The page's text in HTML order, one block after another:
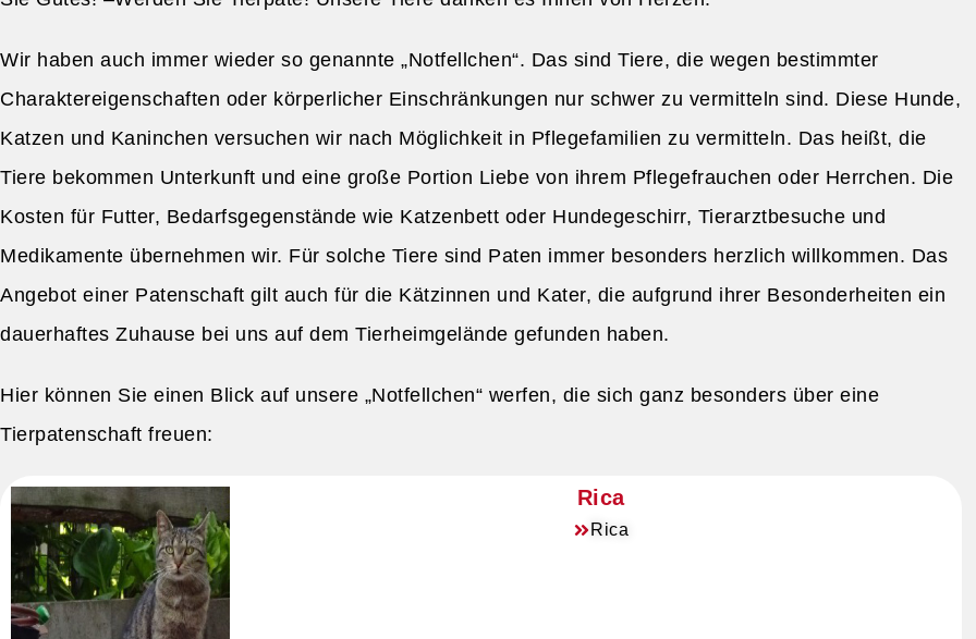
Wir haben auch immer wieder so genannte „Notfellchen“. Das sind Tiere, die wegen bestimmter
Charaktereigenschaften oder körperlicher Einschränkungen nur schwer zu vermitteln sind. Diese Hunde,
Katzen und Kaninchen versuchen wir nach Möglichkeit in Pflegefamilien zu vermitteln. Das heißt, die
Tiere bekommen Unterkunft und eine große Portion Liebe von ihrem Pflegefrauchen oder Herrchen. Die
Kosten für Futter, Bedarfsgegenstände wie Katzenbett oder Hundegeschirr, Tierarztbesuche und
Medikamente übernehmen wir. Für solche Tiere sind Paten immer besonders herzlich willkommen. Das
Angebot einer Patenschaft gilt auch für die Kätzinnen und Kater, die aufgrund ihrer Besonderheiten ein
dauerhaftes Zuhause bei uns auf dem Tierheimgelände gefunden haben.
Hier können Sie einen Blick auf unsere „Notfellchen“ werfen, die sich ganz besonders über eine
Tierpatenschaft freuen:
Rica
Rica